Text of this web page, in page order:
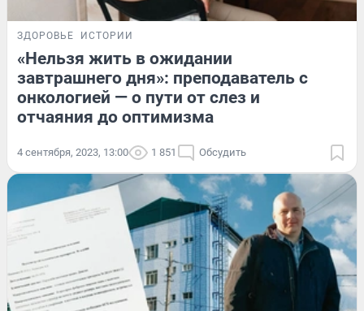
ЗДОРОВЬЕ ИСТОРИИ
«Нельзя жить в ожидании
завтрашнего дня»: преподаватель с
онкологией — о пути от слез и
отчаяния до оптимизма
4 сентября, 2023, 13:00 1 851 Обсудить